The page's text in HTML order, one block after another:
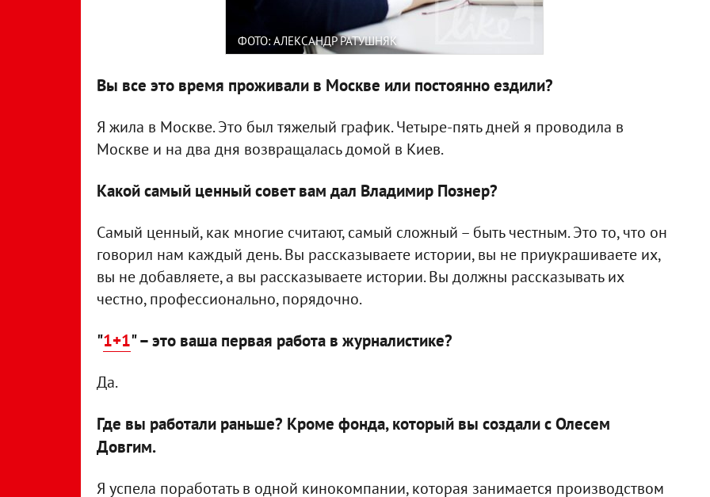
ФОТО: АЛЕКСАНДР РАТУШНЯК
Вы все это время проживали в Москве или постоянно ездили?
Я жила в Москве. Это был тяжелый график. Четыре-пять дней я проводила в
Москве и на два дня возвращалась домой в Киев.
Какой самый ценный совет вам дал Владимир Познер?
Самый ценный, как многие считают, самый сложный – быть честным. Это то, что он
говорил нам каждый день. Вы рассказываете истории, вы не приукрашиваете их,
вы не добавляете, а вы рассказываете истории. Вы должны рассказывать их
честно, профессионально, порядочно.
"1+1" – это ваша первая работа в журналистике?
Да.
Где вы работали раньше? Кроме фонда, который вы создали с Олесем
Довгим.
Я успела поработать в одной кинокомпании, которая занимается производством